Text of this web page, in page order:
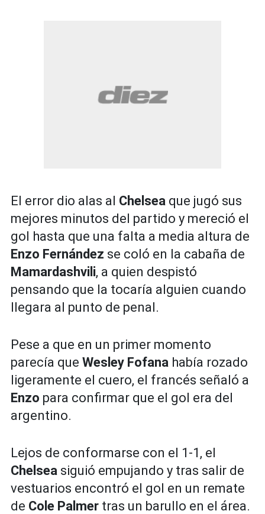
El error dio alas al Chelsea que jugó sus
mejores minutos del partido y mereció el
gol hasta que una falta a media altura de
Enzo Fernández se coló en la cabaña de
Mamardashvili, a quien despistó
pensando que la tocaría alguien cuando
llegara al punto de penal.
Pese a que en un primer momento
parecía que Wesley Fofana había rozado
ligeramente el cuero, el francés señaló a
Enzo para confirmar que el gol era del
argentino.
Lejos de conformarse con el 1-1, el
Chelsea siguió empujando y tras salir de
vestuarios encontró el gol en un remate
de Cole Palmer tras un barullo en el área.